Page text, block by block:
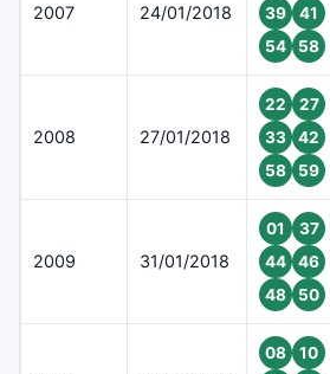
2007 24/01/2018
39
41
54
58
2008 27/01/2018
22
27
33
42
58
59
2009 31/01/2018
01
37
44
46
48
50
08
10